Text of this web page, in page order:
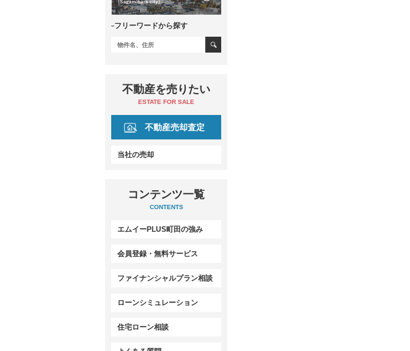
フリーワードから探す
不動産を売りたい
ESTATE FOR SALE
不動産売却査定
当社の売却
コンテンツ一覧
CONTENTS
エムイーPLUS町田の強み
会員登録・無料サービス
ファイナンシャルプラン相談
ローンシミュレーション
住宅ローン相談